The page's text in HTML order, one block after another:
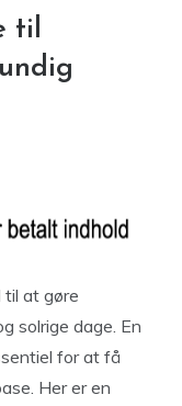
til
til at gøre
solrige dage. En
for at få
Her er en